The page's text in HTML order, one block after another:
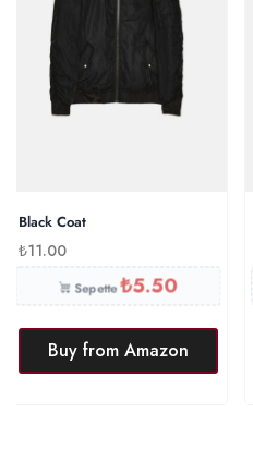
Black Coat
₺11.00
Sepette₺5.50
Buy from Amazon